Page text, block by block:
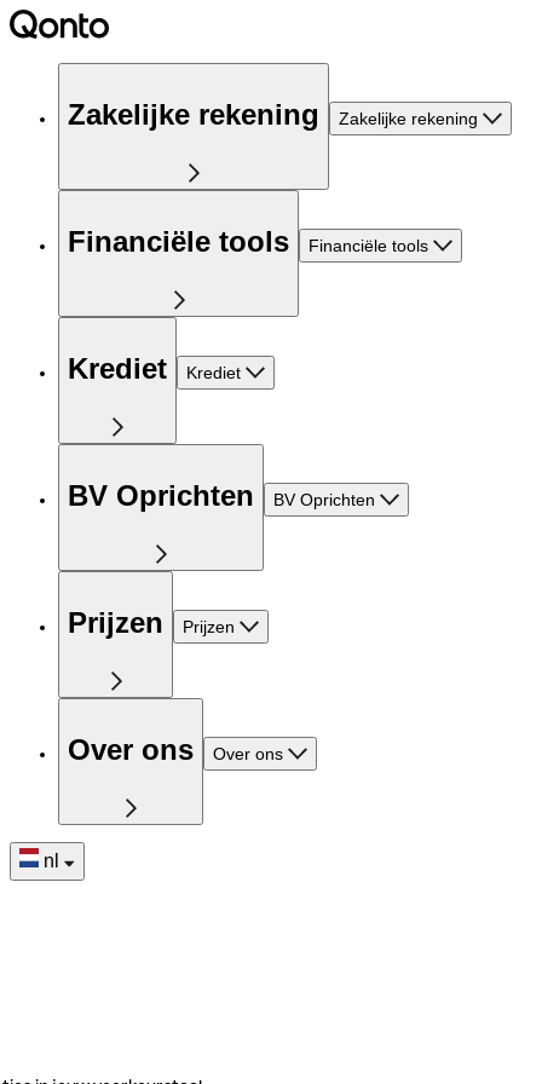
Zakelijke rekening Zakelijke rekening
Financiële tools Financiële tools
Krediet Krediet
BV Oprichten BV Oprichten
Prijzen Prijzen
Over ons Over ons
nl